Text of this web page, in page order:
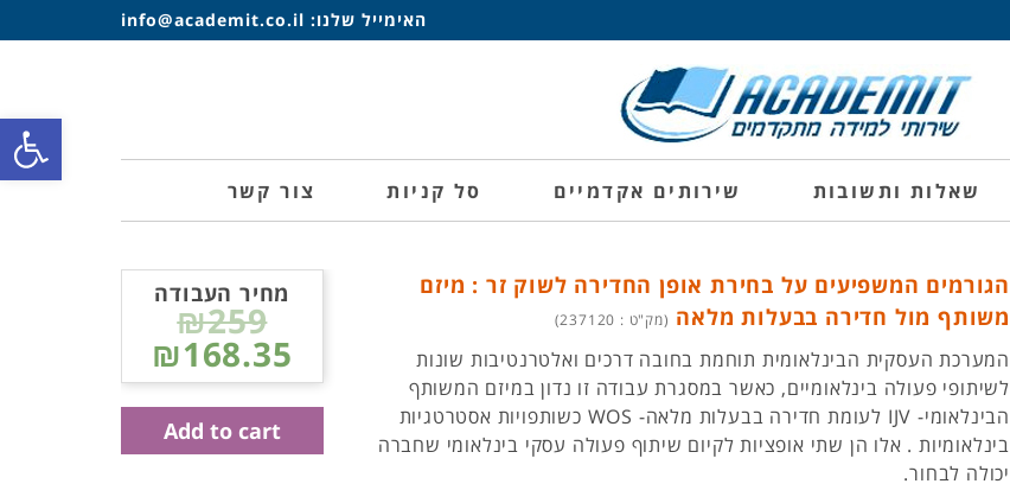
פתח
האימייל שלנו: info@academit.co.il
שאלות ותשובות שירותים אקדמיים סל קניות צור קשר
הגורמים המשפיעים על בחירת אופן החדירה לשוק זר : מיזם
משותף מול חדירה בבעלות מלאה (מק"ט : 237120)
המערכת העסקית הבינלאומית תוחמת בחובה דרכים ואלטרנטיבות שונות
לשיתופי פעולה בינלאומיים, כאשר במסגרת עבודה זו נדון במיזם המשותף
הבינלאומי- IJV לעומת חדירה בבעלות מלאה- WOS כשותפויות אסטרטגיות
בינלאומיות . אלו הן שתי אופציות לקיום שיתוף פעולה עסקי בינלאומי שחברה
יכולה לבחור.
מחיר העבודה
₪259
₪168.35
Add to cart